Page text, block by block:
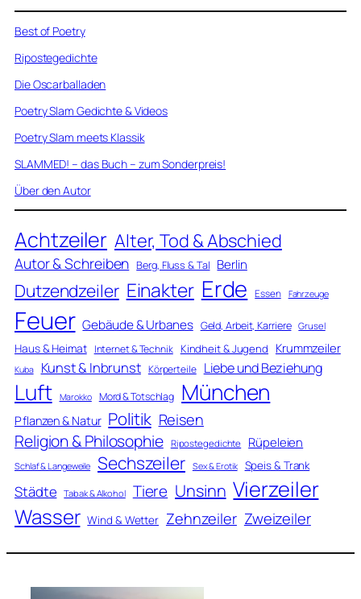
Best of Poetry
Ripostegedichte
Die Oscarballaden
Poetry Slam Gedichte & Videos
Poetry Slam meets Klassik
SLAMMED! – das Buch – zum Sonderpreis!
Über den Autor
Achtzeiler Alter, Tod & Abschied
Autor & Schreiben Berg, Fluss & Tal Berlin
Dutzendzeiler Einakter Erde Essen Fahrzeuge
Feuer Gebäude & Urbanes Geld, Arbeit, Karriere Grusel
Haus & Heimat Internet & Technik Kindheit & Jugend Krummzeiler
Kuba Kunst & Inbrunst Körperteile Liebe und Beziehung
Luft Marokko Mord & Totschlag München
Pflanzen & Natur Politik Reisen
Religion & Philosophie Ripostegedichte Rüpeleien
Schlaf & Langeweile Sechszeiler Sex & Erotik Speis & Trank
Städte Tabak & Alkohol Tiere Unsinn Vierzeiler
Wasser Wind & Wetter Zehnzeiler Zweizeiler